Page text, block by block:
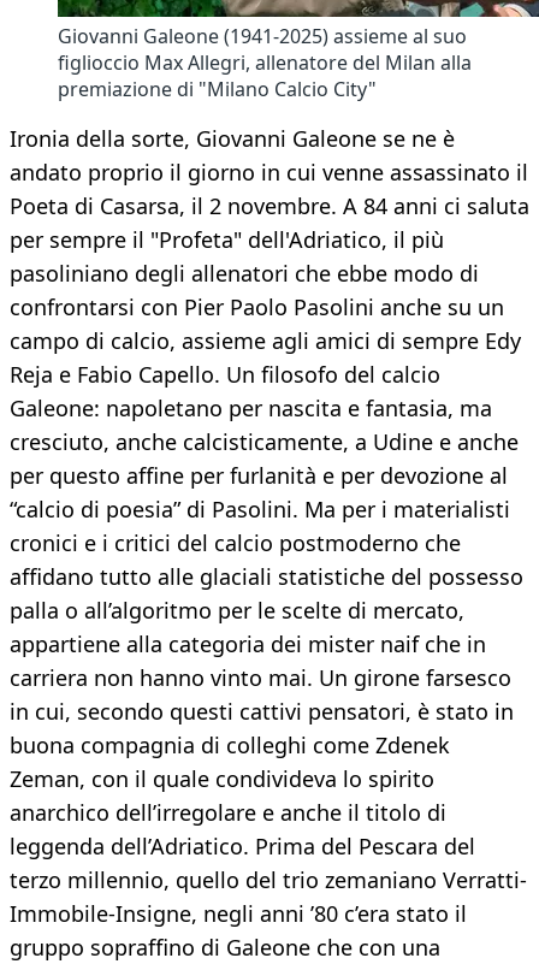
Giovanni Galeone (1941-2025) assieme al suo
figlioccio Max Allegri, allenatore del Milan alla
premiazione di "Milano Calcio City"
Ironia della sorte, Giovanni Galeone se ne è
andato proprio il giorno in cui venne assassinato il
Poeta di Casarsa, il 2 novembre. A 84 anni ci saluta
per sempre il "Profeta" dell'Adriatico, il più
pasoliniano degli allenatori che ebbe modo di
confrontarsi con Pier Paolo Pasolini anche su un
campo di calcio, assieme agli amici di sempre Edy
Reja e Fabio Capello. Un filosofo del calcio
Galeone: napoletano per nascita e fantasia, ma
cresciuto, anche calcisticamente, a Udine e anche
per questo affine per furlanità e per devozione al
“calcio di poesia” di Pasolini. Ma per i materialisti
cronici e i critici del calcio postmoderno che
affidano tutto alle glaciali statistiche del possesso
palla o all’algoritmo per le scelte di mercato,
appartiene alla categoria dei mister naif che in
carriera non hanno vinto mai. Un girone farsesco
in cui, secondo questi cattivi pensatori, è stato in
buona compagnia di colleghi come Zdenek
Zeman, con il quale condivideva lo spirito
anarchico dell’irregolare e anche il titolo di
leggenda dell’Adriatico. Prima del Pescara del
terzo millennio, quello del trio zemaniano Verratti-
Immobile-Insigne, negli anni ’80 c’era stato il
gruppo sopraffino di Galeone che con una